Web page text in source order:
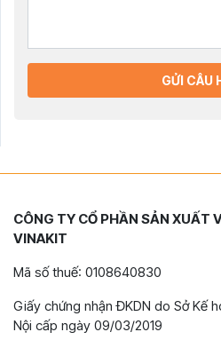
GỬI CÂU
CÔNG TY CỔ PHẦN SẢN XUẤT
VINAKIT
Mã số thuế: 0108640830
Giấy chứng nhận ĐKDN do Sở Kế
Nội cấp ngày 09/03/2019